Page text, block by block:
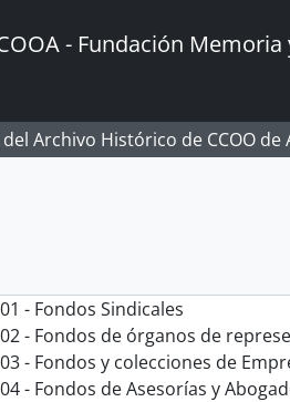
- Fundación Memoria
Archivo Histórico de CCOO de
- Fondos Sindicales
- Fondos de órganos de
- Fondos y colecciones de
- Fondos de Asesorías y